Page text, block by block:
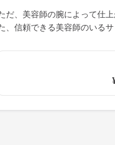
だ、美容師の腕によって仕
、信頼できる美容師のいる